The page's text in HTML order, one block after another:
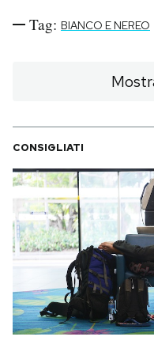
SHOP
Area Personale
Newsletter
Notifiche mobile
Regala il Post
Hai bisogno di aiuto?
Esci
Tag: BIANCO E NEREO
CONSIGLIATI